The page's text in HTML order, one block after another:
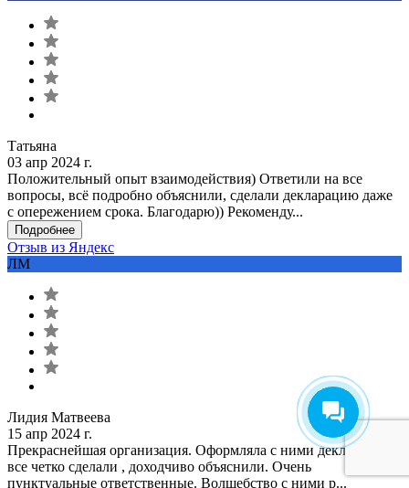
Татьяна
03 апр 2024 г.
Положительный опыт взаимодействия) Ответили на все
вопросы, всё подробно объяснили, сделали декларацию даже
с опережением срока. Благодарю)) Рекоменду...
Подробнее
Отзыв из Яндекс
ЛМ
Лидия Матвеева
15 апр 2024 г.
Прекраснейшая организация. Оформляла с ними декларацию,
все четко сделали , доходчиво объяснили. Очень
пунктуальные ответственные. Волшебство с ними р...